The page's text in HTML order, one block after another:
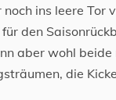
ins leere Tor
den
aber wohl beide
die